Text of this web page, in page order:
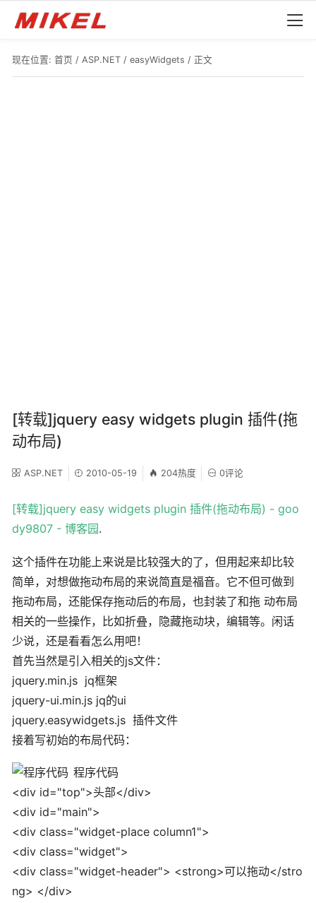
现在位置: 首页 / ASP.NET / easyWidgets / 正文
[转载]jquery easy widgets plugin 插件(拖
动布局)
ASP.NET 2010-05-19 204热度 0评论
[转载]jquery easy widgets plugin 插件(拖动布局) - goo
dy9807 - 博客园.
这个插件在功能上来说是比较强大的了，但用起来却比较
简单，对想做拖动布局的来说简直是福音。它不但可做到
拖动布局，还能保存拖动后的布局，也封装了和拖 动布局
相关的一些操作，比如折叠，隐藏拖动块，编辑等。闲话
少说，还是看看怎么用吧！
首先当然是引入相关的js文件：
jquery.min.js jq框架
jquery-ui.min.js jq的ui
jquery.easywidgets.js 插件文件
接着写初始的布局代码：
程序代码
<div id="top">头部</div>
<div id="main">
<div class="widget-place column1">
<div class="widget">
<div class="widget-header"> <strong>可以拖动</stro
ng> </div>